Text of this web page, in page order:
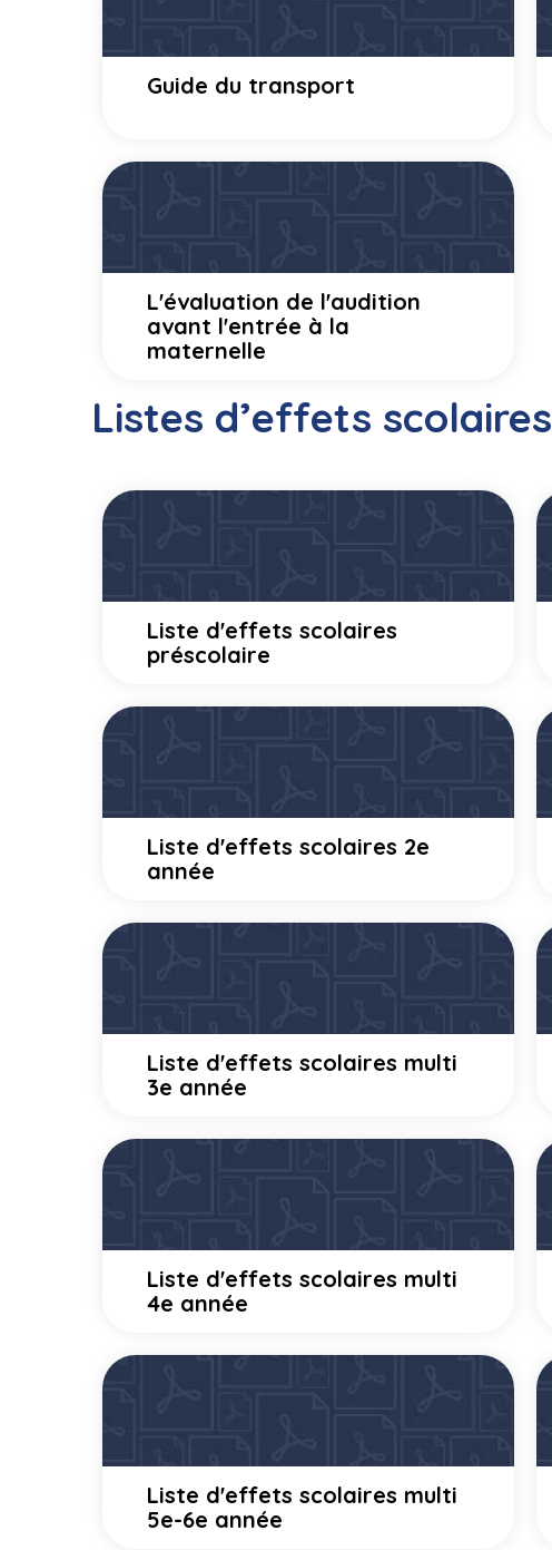
Guide du transport
L'évaluation de l'audition
avant l'entrée à la
maternelle
Listes d’effets scolaires
Liste d'effets scolaires
préscolaire
Liste d'effets scolaires 2e
année
Liste d'effets scolaires multi
3e année
Liste d'effets scolaires multi
4e année
Liste d'effets scolaires multi
5e-6e année